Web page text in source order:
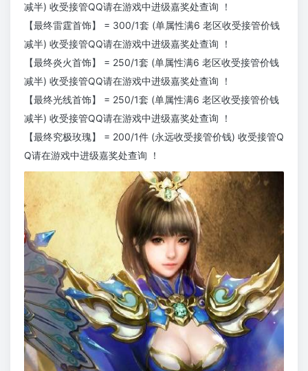
减半) 收受接管QQ请在游戏中进级嘉奖处查询 ！
【最终雷霆首饰】 = 300/1套 (单属性满6 老区收受接管价钱
减半) 收受接管QQ请在游戏中进级嘉奖处查询 ！
【最终炎火首饰】 = 250/1套 (单属性满6 老区收受接管价钱
减半) 收受接管QQ请在游戏中进级嘉奖处查询 ！
【最终光线首饰】 = 250/1套 (单属性满6 老区收受接管价钱
减半) 收受接管QQ请在游戏中进级嘉奖处查询 ！
【最终究极玫瑰】 = 200/1件 (永远收受接管价钱) 收受接管Q
Q请在游戏中进级嘉奖处查询 ！